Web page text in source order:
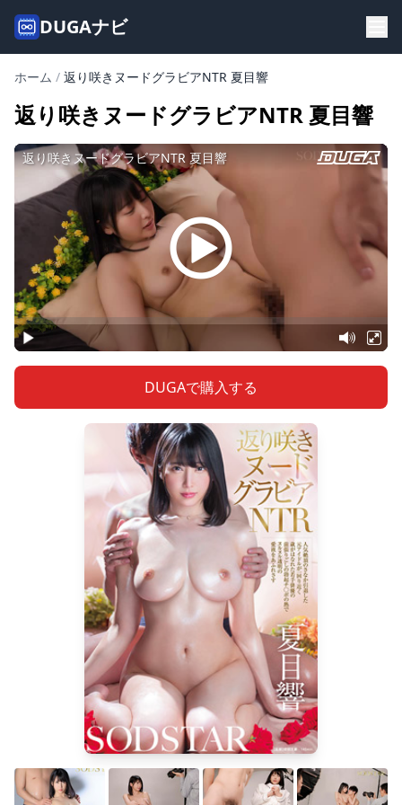
DUGAナビ
ホーム / 返り咲きヌードグラビアNTR 夏目響
返り咲きヌードグラビアNTR 夏目響
DUGAで購入する